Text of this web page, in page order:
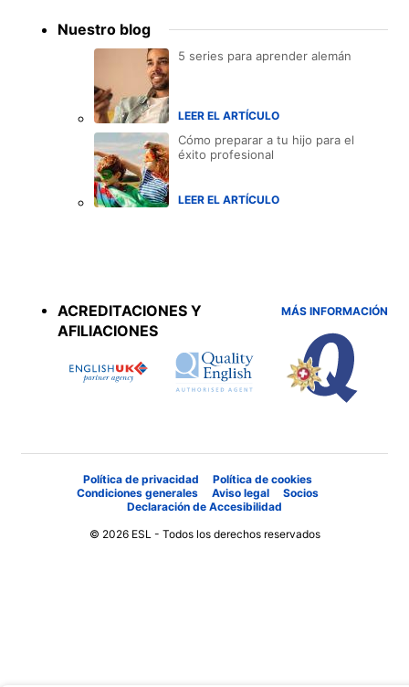
Nuestro blog
5 series para aprender alemán
LEER EL ARTÍCULO
Cómo preparar a tu hijo para el
éxito profesional
LEER EL ARTÍCULO
ACREDITACIONES Y
AFILIACIONES
MÁS INFORMACIÓN
Política de privacidad
Política de cookies
Condiciones generales
Aviso legal
Socios
Declaración de Accesibilidad
© 2026 ESL - Todos los derechos reservados